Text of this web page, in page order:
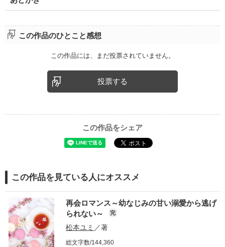
この作品のひとこと感想
この作品には、まだ投票されていません。
投票する
この作品をシェア
この作品を見ている人にオススメ
再会ロマンス～幼なじみの甘い溺愛から逃げ
られない～
完
松本ユミ ／著
総文字数/144,360